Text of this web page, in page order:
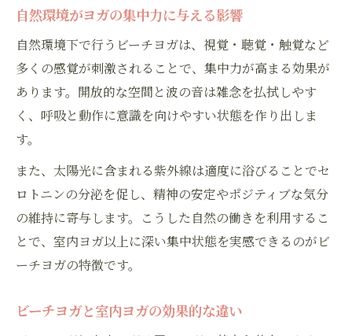
自然環境がヨガの集中力に与える影響
自然環境下で行うビーチヨガは、視覚・聴覚・触覚など
多くの感覚が刺激されることで、集中力が高まる効果が
あります。開放的な空間と波の音は雑念を払拭しやす
く、呼吸と動作に意識を向けやすい状態を作り出しま
す。
また、太陽光に含まれる紫外線は適度に浴びることでセ
ロトニンの分泌を促し、精神の安定やポジティブな気分
の維持に寄与します。こうした自然の働きを利用するこ
とで、室内ヨガ以上に深い集中状態を実感できるのがビ
ーチヨガの特徴です。
ビーチヨガと室内ヨガの効果的な違い